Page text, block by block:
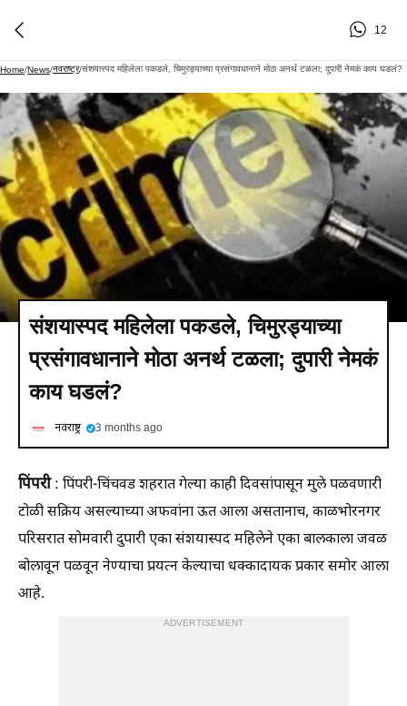
12
Home/News/नवराष्ट्र/संशयास्पद महिलेला पकडले, चिमुरड्याच्या प्रसंगावधानाने मोठा अनर्थ टळला; दुपारी नेमकं काय घडलं?
संशयास्पद महिलेला पकडले, चिमुरड्याच्या
प्रसंगावधानाने मोठा अनर्थ टळला; दुपारी नेमकं
काय घडलं?
नवराष्ट्र 3 months ago
​पिंपरी: पिंपरी-चिंचवड शहरात गेल्या काही दिवसांपासून मुले पळवणारी
टोळी सक्रिय असल्याच्या अफवांना ऊत आला असतानाच, काळभोरनगर
परिसरात सोमवारी दुपारी एका संशयास्पद महिलेने एका बालकाला जवळ
बोलावून पळवून नेण्याचा प्रयत्न केल्याचा धक्कादायक प्रकार समोर आला
आहे.
ADVERTISEMENT